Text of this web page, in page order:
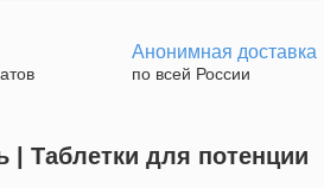
Анонимная доставка
по всей России
| Таблетки для потенции